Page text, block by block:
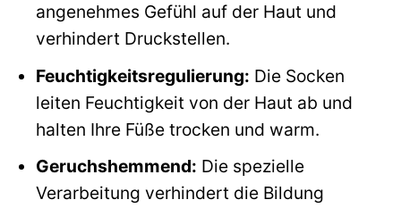
angenehmes Gefühl auf der Haut und
verhindert Druckstellen.
Feuchtigkeitsregulierung: Die Socken
leiten Feuchtigkeit von der Haut ab und
halten Ihre Füße trocken und warm.
Geruchshemmend: Die spezielle
Verarbeitung verhindert die Bildung